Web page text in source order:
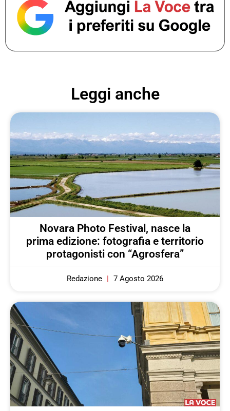
Leggi anche
Novara Photo Festival, nasce la
prima edizione: fotografia e territorio
protagonisti con “Agrosfera”
Redazione 7 Agosto 2026